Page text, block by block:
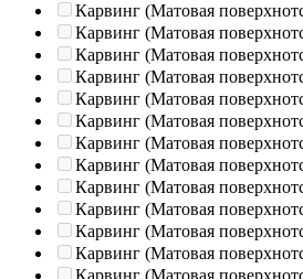
Карвинг (Матовая
Карвинг (Матовая
Карвинг (Матовая
Карвинг (Матовая
Карвинг (Матовая
Карвинг (Матовая
Карвинг (Матовая
Карвинг (Матовая
Карвинг (Матовая
Карвинг (Матовая
Карвинг (Матовая
Карвинг (Матовая